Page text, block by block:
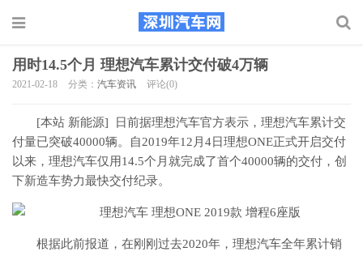
用时14.5个月 理想汽车累计交付破4万辆
2021-02-18 分类： 汽车资讯 评论(0)
[本站 新能源] 日前据理想汽车官方表示，理想汽车累计交
付量已突破40000辆。自2019年12月4日理想ONE正式开启交付
以来，理想汽车仅用14.5个月就完成了首个40000辆的交付，创
下新造车势力最快交付纪录。
根据此前报道，在刚刚过去2020年，理想汽车全年累计销